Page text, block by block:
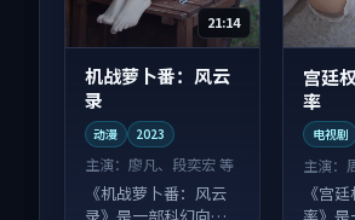
21:14
机战萝卜番：风云
录
动漫 2023
主演： 廖凡、段奕宏 等
《机战萝卜番：风云
宫廷
率
电视剧
主演：
《宫